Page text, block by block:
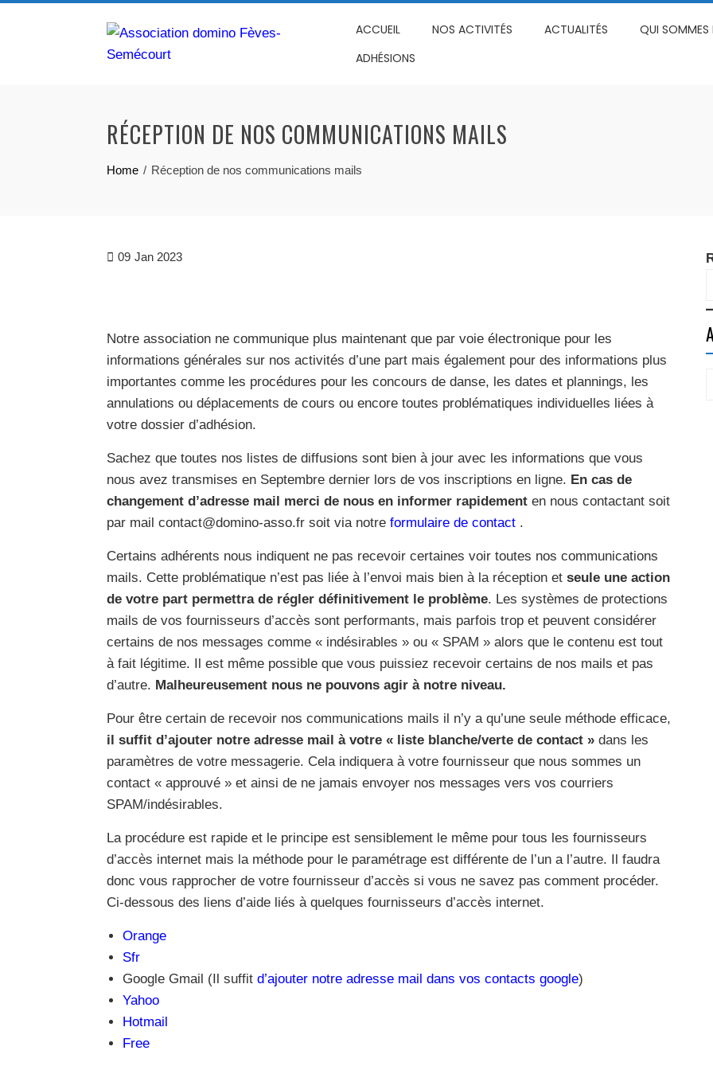
ACCUEIL NOS ACTIVITÉS ACTUALITÉS QUI SOMMES
ADHÉSIONS
RÉCEPTION DE NOS COMMUNICATIONS MAILS
Home Réception de nos communications mails
09 Jan 2023
Notre association ne communique plus maintenant que par voie électronique pour les
informations générales sur nos activités d’une part mais également pour des informations plus
importantes comme les procédures pour les concours de danse, les dates et plannings, les
annulations ou déplacements de cours ou encore toutes problématiques individuelles liées à
votre dossier d’adhésion.
Sachez que toutes nos listes de diffusions sont bien à jour avec les informations que vous
nous avez transmises en Septembre dernier lors de vos inscriptions en ligne. En cas de
changement d’adresse mail merci de nous en informer rapidement en nous contactant soit
par mail contact@domino-asso.fr soit via notreformulaire de contact .
Certains adhérents nous indiquent ne pas recevoir certaines voir toutes nos communications
mails. Cette problématique n’est pas liée à l’envoi mais bien à la réception etseule une action
de votre part permettra de régler définitivement le problème. Les systèmes de protections
mails de vos fournisseurs d’accès sont performants, mais parfois trop et peuvent considérer
certains de nos messages comme « indésirables » ou « SPAM » alors que le contenu est tout
à fait légitime. Il est même possible que vous puissiez recevoir certains de nos mails et pas
d’autre. Malheureusement nous ne pouvons agir à notre niveau.
Pour être certain de recevoir nos communications mails il n’y a qu’une seule méthode efficace,
il suffit d’ajouter notre adresse mail à votre « liste blanche/verte de contact » dans les
paramètres de votre messagerie. Cela indiquera à votre fournisseur que nous sommes un
contact « approuvé » et ainsi de ne jamais envoyer nos messages vers vos courriers
SPAM/indésirables.
La procédure est rapide et le principe est sensiblement le même pour tous les fournisseurs
d’accès internet mais la méthode pour le paramétrage est différente de l’un a l’autre. Il faudra
donc vous rapprocher de votre fournisseur d’accès si vous ne savez pas comment procéder.
Ci-dessous des liens d’aide liés à quelques fournisseurs d’accès internet.
Orange
Sfr
Google Gmail (Il suffitd’ajouter notre adresse mail dans vos contacts google)
Yahoo
Hotmail
Free